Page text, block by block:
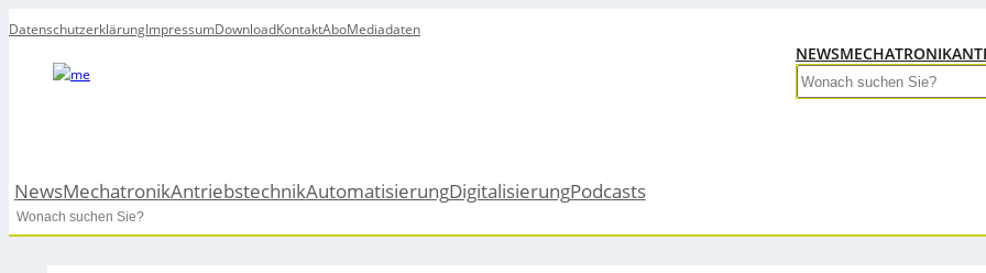
DatenschutzerklärungImpressumDownloadKontaktAboMediadaten
NEWSMECHATRONIK
Search
NewsMechatronikAntriebstechnikAutomatisierungDigitalisierungPodcasts
Search